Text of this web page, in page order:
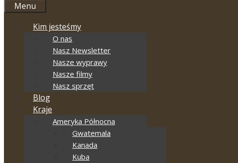
Menu
Kim jesteśmy
O nas
Nasz Newsletter
Nasze wyprawy
Nasze filmy
Nasz sprzęt
Blog
Kraje
Ameryka Północna
Gwatemala
Kanada
Kuba